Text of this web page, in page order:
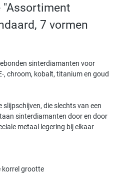
7 vormen
sinterdiamanten voor
, chroom, kobalt, titanium en goud
die slechts van een
sinterdiamanten door en door
metaal legering bij elkaar
korrel grootte